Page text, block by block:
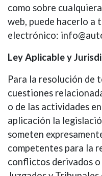
como sobre
web, puede hacerlo a
electrónico:
Ley Aplicable y
Para la resolución de
cuestiones
o de las actividades
aplicación la
someten
competentes para la
conflictos derivados